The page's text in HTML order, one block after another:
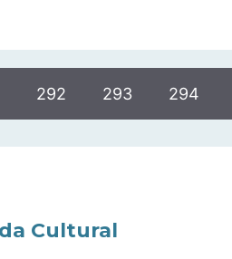
292 293 294
Cultural